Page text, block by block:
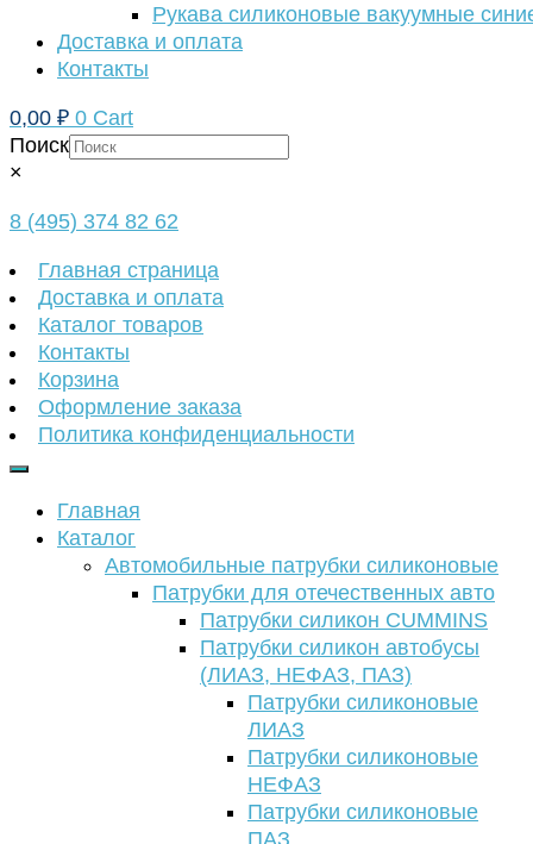
Рукава силиконовые вакуумные
Доставка и оплата
Контакты
0,00 ₽ 0 Cart
Поиск
×
8 (495) 374 82 62
Главная страница
Доставка и оплата
Каталог товаров
Контакты
Корзина
Оформление заказа
Политика конфиденциальности
Главная
Каталог
Автомобильные патрубки силиконовые
Патрубки для отечественных авто
Патрубки силикон CUMMINS
Патрубки силикон автобусы
(ЛИАЗ, НЕФАЗ, ПАЗ)
Патрубки силиконовые
ЛИАЗ
Патрубки силиконовые
НЕФАЗ
Патрубки силиконовые
ПАЗ